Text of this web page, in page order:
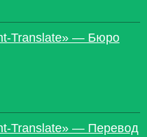
Translate» — Бюро
Translate» — Перевод